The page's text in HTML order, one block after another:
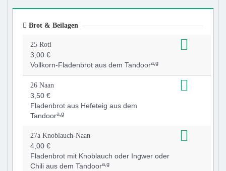
Brot & Beilagen
25 Roti
3,00 €
Vollkorn-Fladenbrot aus dem Tandoora,g
26 Naan
3,50 €
Fladenbrot aus Hefeteig aus dem
Tandoora,g
27a Knoblauch-Naan
4,00 €
Fladenbrot mit Knoblauch oder Ingwer oder
Chili aus dem Tandoora,g